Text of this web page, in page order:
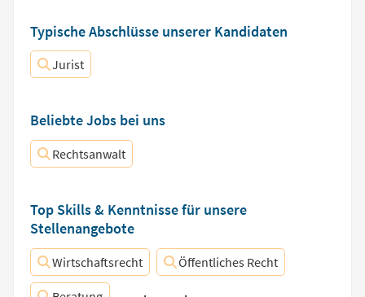
Typische Abschlüsse unserer Kandidaten
Jurist
Beliebte Jobs bei uns
Rechtsanwalt
Top Skills & Kenntnisse für unsere
Stellenangebote
Wirtschaftsrecht Öffentliches Recht